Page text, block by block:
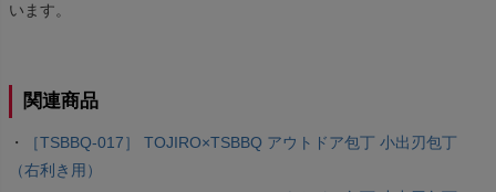
います。
関連商品
・
［TSBBQ-017］ TOJIRO×TSBBQ アウトドア包丁 小出刃包丁
（右利き用）